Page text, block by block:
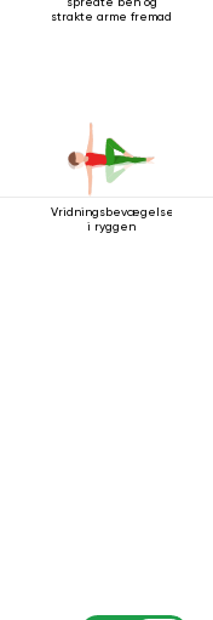
strakte arme fremad
Vridningsbevægelse
i ryggen